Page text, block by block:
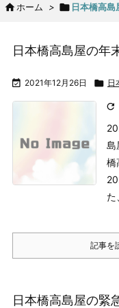
 ホーム >  日本橋高島
日本橋高島屋の
 2021年12月26日  日

島
橋
た
記事を
日本橋高島屋の緊